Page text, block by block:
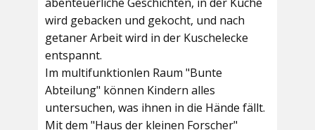
wird gebacken und gekocht, und nach
getaner Arbeit wird in der Kuschelecke
entspannt.
Im multifunktionlen Raum "Bunte
Abteilung" können Kindern alles
untersuchen, was ihnen in die Hände fällt.
Mit dem "Haus der kleinen Forscher"